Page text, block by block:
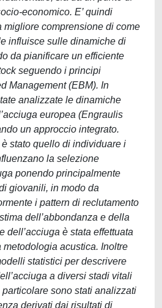
economico. E’ quindi
migliore comprensione di come
influisce sulle dinamiche di
da pianificare un efficiente
seguendo i principi
Management (EBM). In
analizzate le dinamiche
europea (Engraulis
un approccio integrato.
stato quello di individuare i
la selezione
ponendo principalmente
giovanili, in modo da
i pattern di reclutamento
dell’abbondanza e della
dell’acciuga è stata effettuata
metodologia acustica. Inoltre
statistici per descrivere
a diversi stadi vitali
sono stati analizzati
derivati dai risultati di